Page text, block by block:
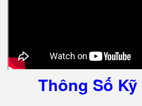
Thông Số